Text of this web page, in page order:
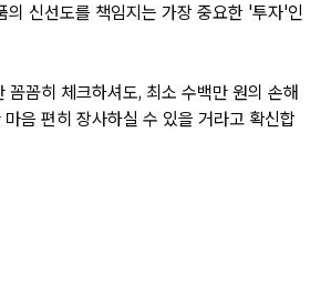
의 신선도를 책임지는 가장 중요한 '투자'인
꼼꼼히 체크하셔도, 최소 수백만 원의 손해
음 편히 장사하실 수 있을 거라고 확신합